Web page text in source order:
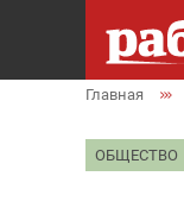
Главная
ОБЩЕСТВО